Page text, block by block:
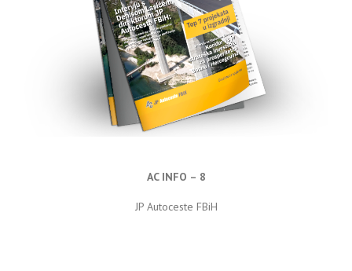
AC INFO – 8
JP Autoceste FBiH